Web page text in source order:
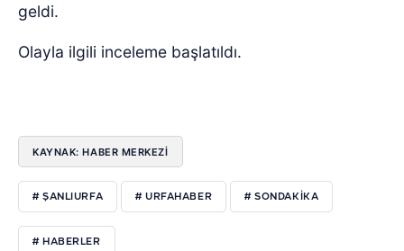
geldi.
Olayla ilgili inceleme başlatıldı.
KAYNAK: HABER MERKEZI
# ŞANLIURFA # URFAHABER # SONDAKİKA
# HABERLER